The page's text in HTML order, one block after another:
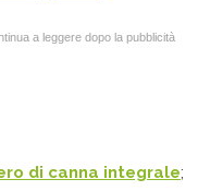
a leggere dopo la pubblicità
di canna integrale;